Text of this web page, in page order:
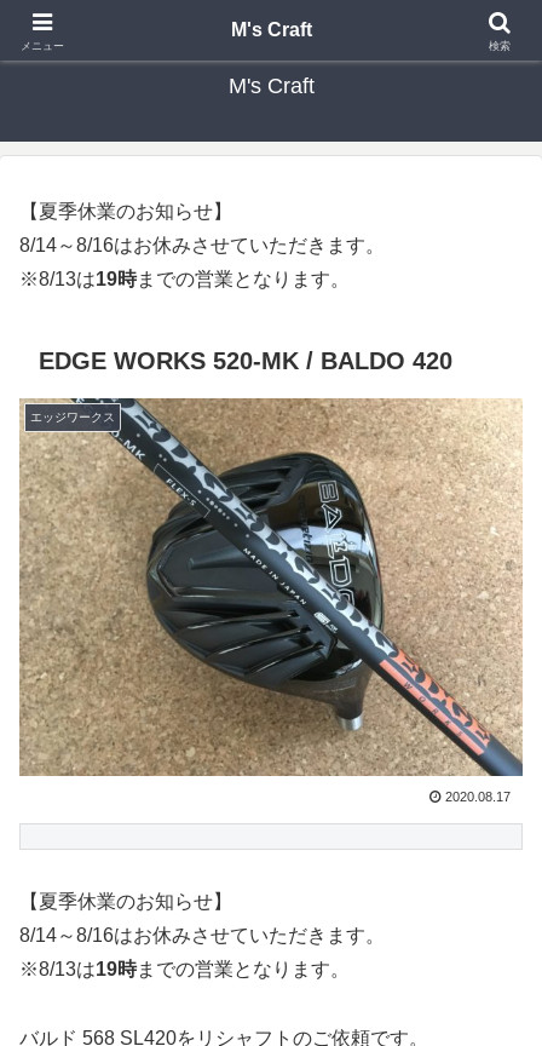
カスタムクラブ・リシャフト・修理 専門店 ゴルフ工房 エムズクラフト
M's Craft
【夏季休業のお知らせ】
8/14～8/16はお休みさせていただきます。
※8/13は19時までの営業となります。
EDGE WORKS 520-MK / BALDO 420
エッジワークス
2020.08.17
【夏季休業のお知らせ】
8/14～8/16はお休みさせていただきます。
※8/13は19時までの営業となります。
バルド 568 SL420をリシャフトのご依頼です。
メニュー
M's Craft
検索